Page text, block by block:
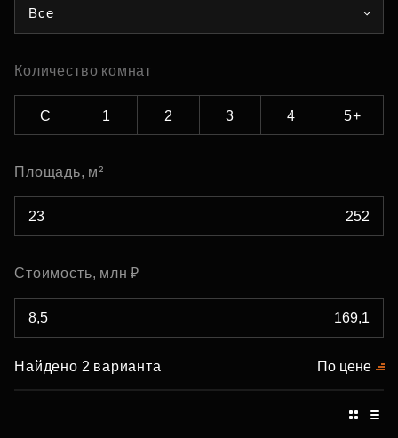
Все
Количество комнат
С 1 2 3 4 5+
Площадь, м²
Стоимость, млн ₽
Найдено 2 варианта По цене